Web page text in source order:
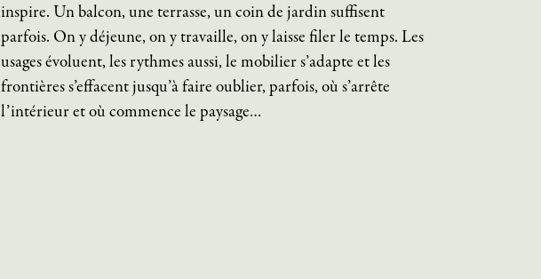
inspire. Un balcon, une terrasse, un coin de jardin suffisent
parfois. On y déjeune, on y travaille, on y laisse filer le temps. Les
usages évoluent, les rythmes aussi, le mobilier s’adapte et les
frontières s’effacent jusqu’à faire oublier, parfois, où s’arrête
l’intérieur et où commence le paysage…